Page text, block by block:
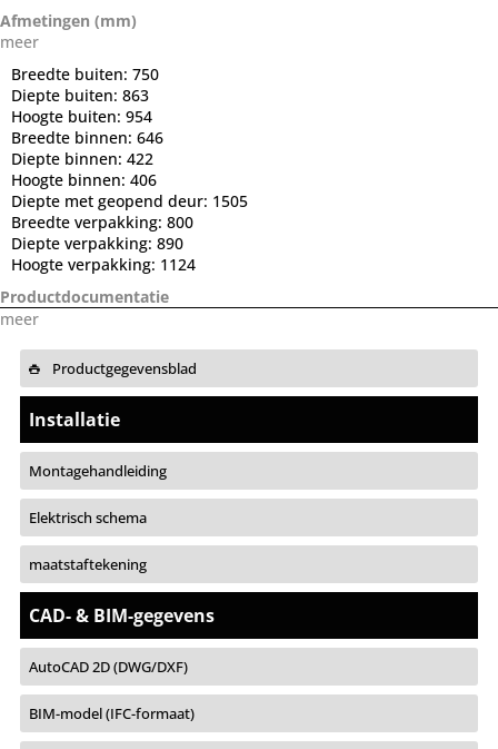
Afmetingen (mm)
meer
Breedte buiten: 750
Diepte buiten: 863
Hoogte buiten: 954
Breedte binnen: 646
Diepte binnen: 422
Hoogte binnen: 406
Diepte met geopend deur: 1505
Breedte verpakking: 800
Diepte verpakking: 890
Hoogte verpakking: 1124
Productdocumentatie
meer
Productgegevensblad
Installatie
Montagehandleiding
Elektrisch schema
maatstaftekening
CAD- & BIM-gegevens
AutoCAD 2D (DWG/DXF)
BIM-model (IFC-formaat)